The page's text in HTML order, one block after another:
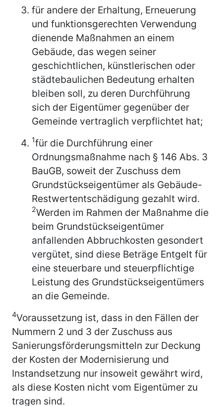
für andere der Erhaltung, Erneuerung
und funktionsgerechten Verwendung
dienende Maßnahmen an einem
Gebäude, das wegen seiner
geschichtlichen, künstlerischen oder
städtebaulichen Bedeutung erhalten
bleiben soll, zu deren Durchführung
sich der Eigentümer gegenüber der
Gemeinde vertraglich verpflichtet hat;
1für die Durchführung einer
Ordnungsmaßnahme nach § 146 Abs. 3
BauGB, soweit der Zuschuss dem
Grundstückseigentümer als Gebäude-
Restwertentschädigung gezahlt wird.
2Werden im Rahmen der Maßnahme die
beim Grundstückseigentümer
anfallenden Abbruchkosten gesondert
vergütet, sind diese Beträge Entgelt für
eine steuerbare und steuerpflichtige
Leistung des Grundstückseigentümers
an die Gemeinde.
4Voraussetzung ist, dass in den Fällen der
Nummern 2 und 3 der Zuschuss aus
Sanierungsförderungsmitteln zur Deckung
der Kosten der Modernisierung und
Instandsetzung nur insoweit gewährt wird,
als diese Kosten nicht vom Eigentümer zu
tragen sind.